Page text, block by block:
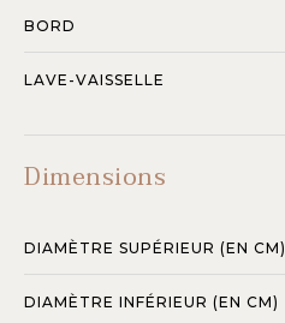
BORD
LAVE-VAISSELLE
Dimensions
DIAMÈTRE SUPÉRIEUR (EN CM)
DIAMÈTRE INFÉRIEUR (EN CM)